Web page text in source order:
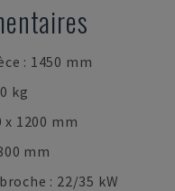
: 1450 mm
kg
x 1200 mm
mm
: 22/35 kW